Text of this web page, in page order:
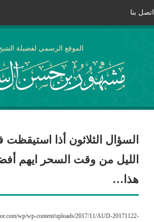
اتصل بنا
الموقع الرسمي لفضيلة
السؤال الثلاثون أذا استيقظت
الليل من وقت السحر ايهم
هذا…
wp/wp-content/uploads/2017/11/AUD-20171122-